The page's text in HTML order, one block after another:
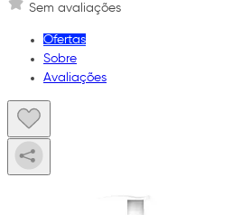
Sem avaliações
Ofertas
Sobre
Avaliações